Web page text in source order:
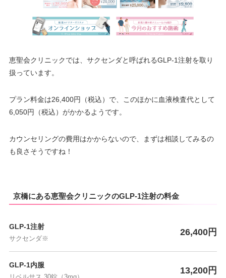
恵聖会クリニックでは、サクセンダと呼ばれるGLP-1注射を取り
扱っています。
プラン料金は26,400円（税込）で、このほかに血液検査代として
6,050円（税込）がかかるようです。
カウンセリングの費用はかからないので、まずは相談してみるの
も良さそうですね！
京橋にある恵聖会クリニックのGLP-1注射の料金
GLP-1注射
サクセンダ※
26,400円
GLP-1内服
13,200円